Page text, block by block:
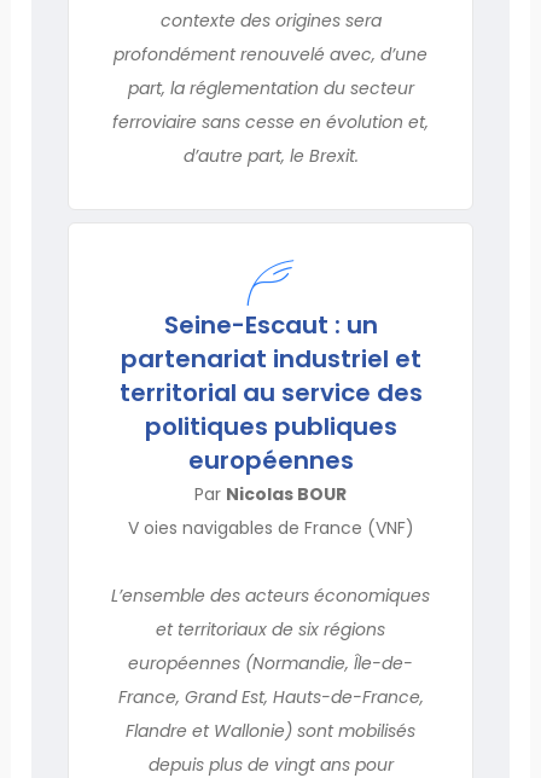
contexte des origines sera
profondément renouvelé avec, d’une
part, la réglementation du secteur
ferroviaire sans cesse en évolution et,
d’autre part, le Brexit.
Seine-Escaut : un
partenariat industriel et
territorial au service des
politiques publiques
européennes
Par Nicolas BOUR
V oies navigables de France (VNF)
L’ensemble des acteurs économiques
et territoriaux de six régions
européennes (Normandie, Île-de-
France, Grand Est, Hauts-de-France,
Flandre et Wallonie) sont mobilisés
depuis plus de vingt ans pour